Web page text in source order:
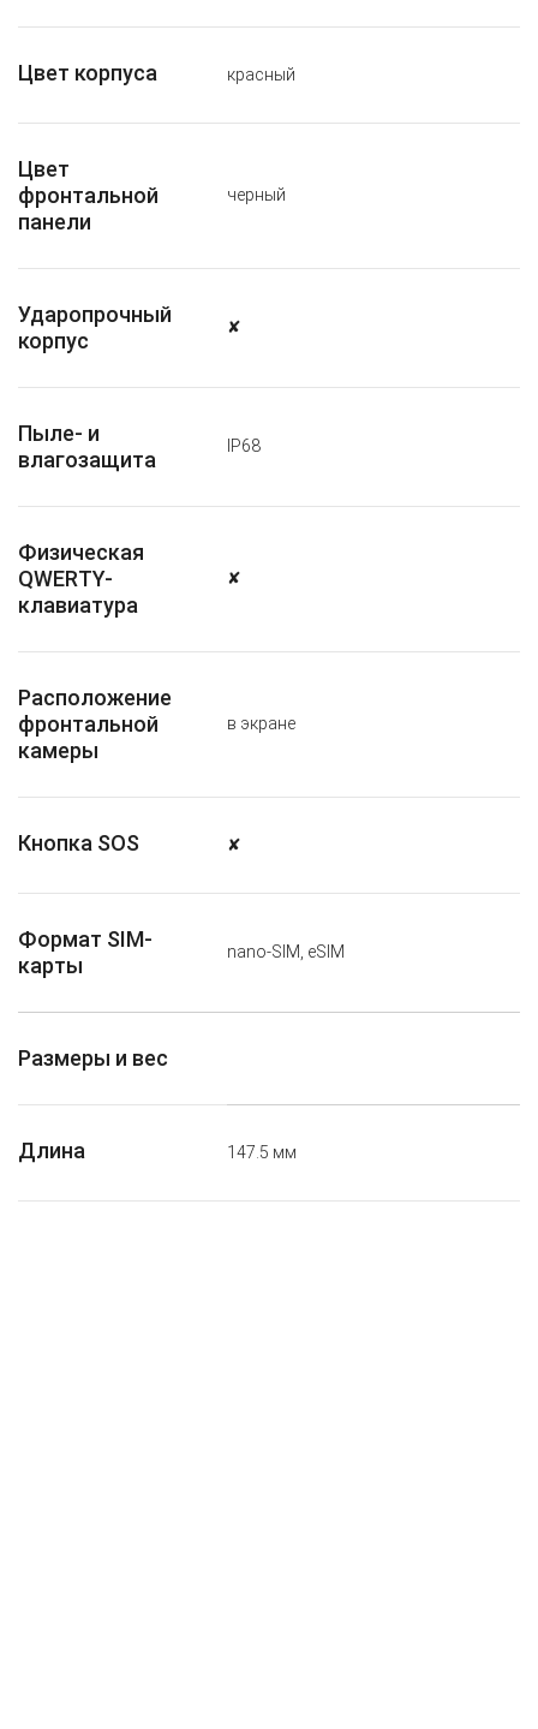
Цвет корпуса красный
Цвет
фронтальной
панели
черный
Ударопрочный
корпус
✘
Пыле- и
влагозащита
IP68
Физическая
QWERTY-
клавиатура
✘
Расположение
фронтальной
камеры
в экране
Кнопка SOS ✘
Формат SIM-
карты
nano-SIM, eSIM
Размеры и вес
Длина 147.5 мм